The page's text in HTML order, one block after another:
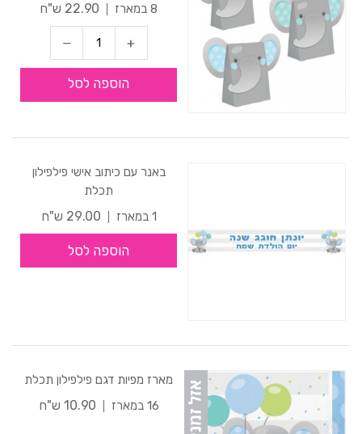
8 במארז
22.90 ש"ח
הוספה לסל
באנר עם כיתוב אישי פילפילון
תכלת
1 במארז
29.00 ש"ח
הוספה לסל
מארז מפיות דגם פילפילון תכלת
16 במארז
10.90 ש"ח